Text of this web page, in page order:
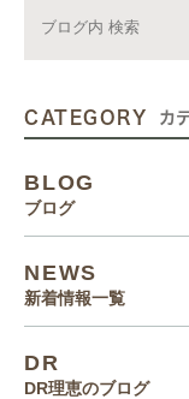
CATEGORY カ
BLOG
ブログ
NEWS
新着情報一覧
DR
DR理恵のブログ